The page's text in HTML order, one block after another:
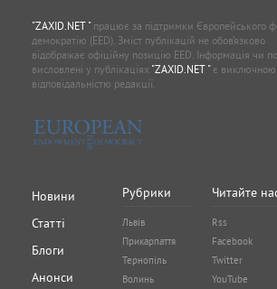
"ZAXID.NET "працює за підтримки Європейського
демократію (EED). Зміст публікацій не обов’язково
відображає офіційну позицію EED. Інформація чи
висловлені у публікаціях "ZAXID.NET "є виключною
відповідальністю редакції.
Новини
Статті
Блоги
Анонси
Рубрики
Львів
Прикарпаття
Тернопіль
Волинь
Читайте
Rss
Facebook
Twitter
YouTube